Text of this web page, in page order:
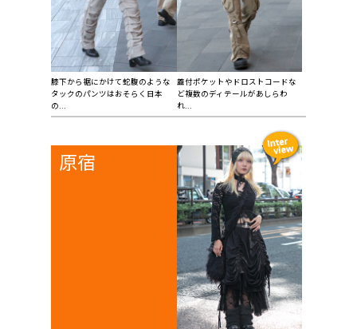
膝下から裾にかけて蛇腹のような
タックのパンツはおそらく日本
の...
蓋付ポケットやドロストコードな
ど複数のディテールがあしらわ
れ...
原宿